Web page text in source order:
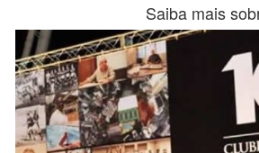
Saiba mais